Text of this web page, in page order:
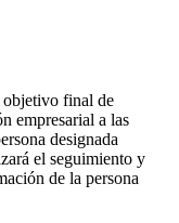
objetivo final de
empresarial a las
designada
el seguimiento y
de la persona